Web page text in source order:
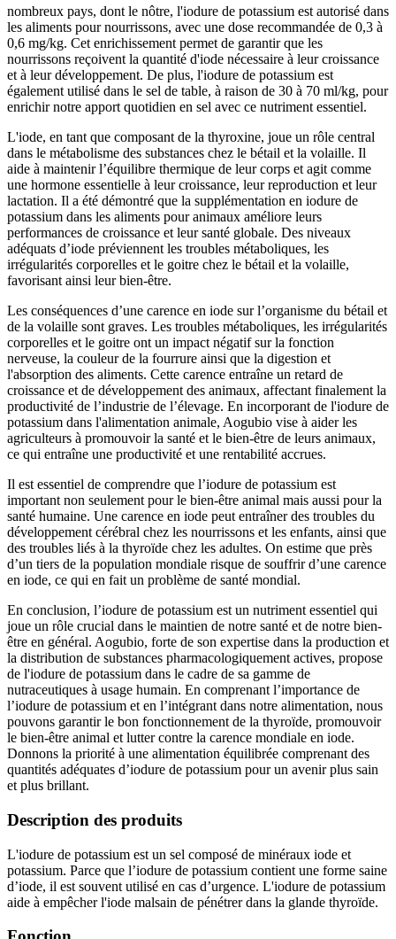
nombreux pays, dont le nôtre, l'iodure de potassium est autorisé dans
les aliments pour nourrissons, avec une dose recommandée de 0,3 à
0,6 mg/kg. Cet enrichissement permet de garantir que les
nourrissons reçoivent la quantité d'iode nécessaire à leur croissance
et à leur développement. De plus, l'iodure de potassium est
également utilisé dans le sel de table, à raison de 30 à 70 ml/kg, pour
enrichir notre apport quotidien en sel avec ce nutriment essentiel.
L'iode, en tant que composant de la thyroxine, joue un rôle central
dans le métabolisme des substances chez le bétail et la volaille. Il
aide à maintenir l’équilibre thermique de leur corps et agit comme
une hormone essentielle à leur croissance, leur reproduction et leur
lactation. Il a été démontré que la supplémentation en iodure de
potassium dans les aliments pour animaux améliore leurs
performances de croissance et leur santé globale. Des niveaux
adéquats d’iode préviennent les troubles métaboliques, les
irrégularités corporelles et le goitre chez le bétail et la volaille,
favorisant ainsi leur bien-être.
Les conséquences d’une carence en iode sur l’organisme du bétail et
de la volaille sont graves. Les troubles métaboliques, les irrégularités
corporelles et le goitre ont un impact négatif sur la fonction
nerveuse, la couleur de la fourrure ainsi que la digestion et
l'absorption des aliments. Cette carence entraîne un retard de
croissance et de développement des animaux, affectant finalement la
productivité de l’industrie de l’élevage. En incorporant de l'iodure de
potassium dans l'alimentation animale, Aogubio vise à aider les
agriculteurs à promouvoir la santé et le bien-être de leurs animaux,
ce qui entraîne une productivité et une rentabilité accrues.
Il est essentiel de comprendre que l’iodure de potassium est
important non seulement pour le bien-être animal mais aussi pour la
santé humaine. Une carence en iode peut entraîner des troubles du
développement cérébral chez les nourrissons et les enfants, ainsi que
des troubles liés à la thyroïde chez les adultes. On estime que près
d’un tiers de la population mondiale risque de souffrir d’une carence
en iode, ce qui en fait un problème de santé mondial.
En conclusion, l’iodure de potassium est un nutriment essentiel qui
joue un rôle crucial dans le maintien de notre santé et de notre bien-
être en général. Aogubio, forte de son expertise dans la production et
la distribution de substances pharmacologiquement actives, propose
de l'iodure de potassium dans le cadre de sa gamme de
nutraceutiques à usage humain. En comprenant l’importance de
l’iodure de potassium et en l’intégrant dans notre alimentation, nous
pouvons garantir le bon fonctionnement de la thyroïde, promouvoir
le bien-être animal et lutter contre la carence mondiale en iode.
Donnons la priorité à une alimentation équilibrée comprenant des
quantités adéquates d’iodure de potassium pour un avenir plus sain
et plus brillant.
Description des produits
L'iodure de potassium est un sel composé de minéraux iode et
potassium. Parce que l’iodure de potassium contient une forme saine
d’iode, il est souvent utilisé en cas d’urgence. L'iodure de potassium
aide à empêcher l'iode malsain de pénétrer dans la glande thyroïde.